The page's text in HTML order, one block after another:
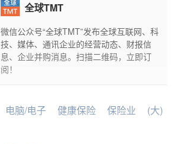
全球TMT
微信公众号“全球TMT”发布全球互联网、科
技、媒体、通讯企业的经营动态、财报信
息、企业并购消息。扫描二维码，立即订
阅！
电脑/电子 健康保险 保险业
(大)